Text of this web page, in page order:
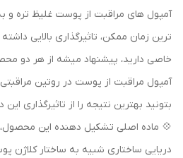
آمپول های مراقبت از پوست غلیظ تره و
ترین زمان ممکن، تاثیرگذاری بالایی
خاصی دارید، پیشنهاد میشه از هر دو
آمپول مراقبت از پوست در روتین
بتونید بهترین نتیجه را از تاثیرگذاری
💠 ماده اصلی تشکیل دهنده این محصول،
دریایی ساختاری شبیه به ساختار کلاژن